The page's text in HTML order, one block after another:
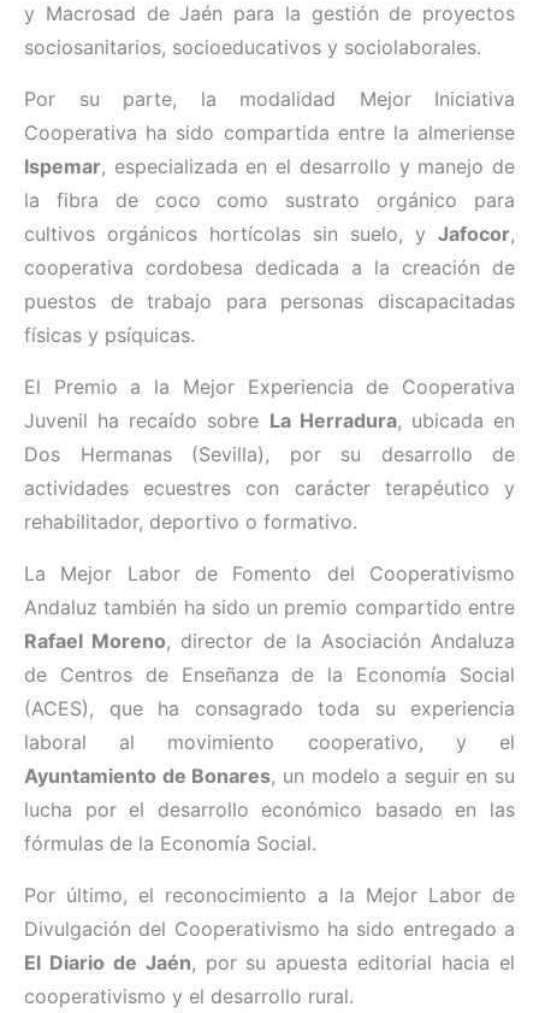
y Macrosad de Jaén para la gestión de proyectos
sociosanitarios, socioeducativos y sociolaborales.
Por su parte, la modalidad Mejor Iniciativa
Cooperativa ha sido compartida entre la almeriense
Ispemar, especializada en el desarrollo y manejo de
la fibra de coco como sustrato orgánico para
cultivos orgánicos hortícolas sin suelo, y Jafocor,
cooperativa cordobesa dedicada a la creación de
puestos de trabajo para personas discapacitadas
físicas y psíquicas.
El Premio a la Mejor Experiencia de Cooperativa
Juvenil ha recaído sobre La Herradura, ubicada en
Dos Hermanas (Sevilla), por su desarrollo de
actividades ecuestres con carácter terapéutico y
rehabilitador, deportivo o formativo.
La Mejor Labor de Fomento del Cooperativismo
Andaluz también ha sido un premio compartido entre
Rafael Moreno, director de la Asociación Andaluza
de Centros de Enseñanza de la Economía Social
(ACES), que ha consagrado toda su experiencia
laboral al movimiento cooperativo, y el
Ayuntamiento de Bonares, un modelo a seguir en su
lucha por el desarrollo económico basado en las
fórmulas de la Economía Social.
Por último, el reconocimiento a la Mejor Labor de
Divulgación del Cooperativismo ha sido entregado a
El Diario de Jaén, por su apuesta editorial hacia el
cooperativismo y el desarrollo rural.